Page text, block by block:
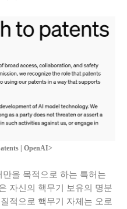
| OpenAI>
을 목적으로 하는 특허는
자신의 핵무기 보유의 명분
적으로 핵무기 자체는 오로